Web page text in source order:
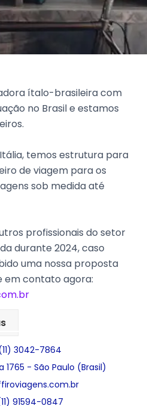
ítalo-brasileira com
no Brasil e estamos
temos estrutura para
de viagem para os
sob medida até
profissionais do setor
durante 2024, caso
uma nossa proposta
em contato agora:
3042-7864
1765 - São Paulo (Brasil)
91594-0847